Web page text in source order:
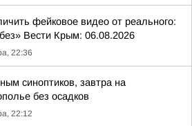
фейковое видео от реального:
Вести Крым: 06.08.2026
22:36
синоптиков, завтра на
без осадков
22:12